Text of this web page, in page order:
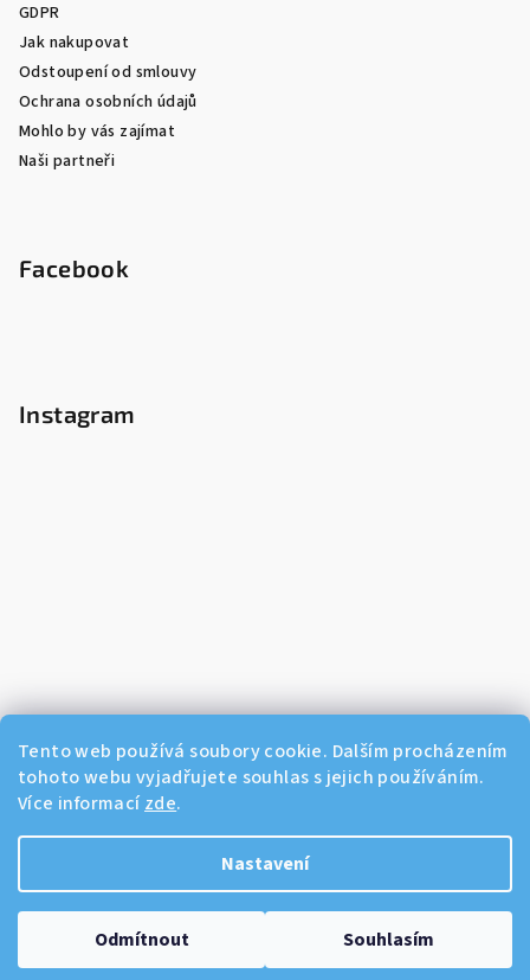
Tento web používá soubory cookie. Dalším procházením
tohoto webu vyjadřujete souhlas s jejich používáním.
Více informací zde.
Nastavení
Odmítnout Souhlasím
GDPR
Jak nakupovat
Odstoupení od smlouvy
Ochrana osobních údajů
Mohlo by vás zajímat
Naši partneři
Facebook
Instagram
Sledovat na Instagramu
Vytvořil Shoptet